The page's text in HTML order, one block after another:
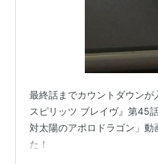
編集：渡辺直樹
音楽：瀬川英史
音響監督：藤野貞義
ゲームデザイナー：マイ
チーフプロデューサー：
崎雅之（サンライズ）
最終話までカウントダウン
スピリッツ ブレイヴ』第45
対太陽のアポロドラゴン」動
た！